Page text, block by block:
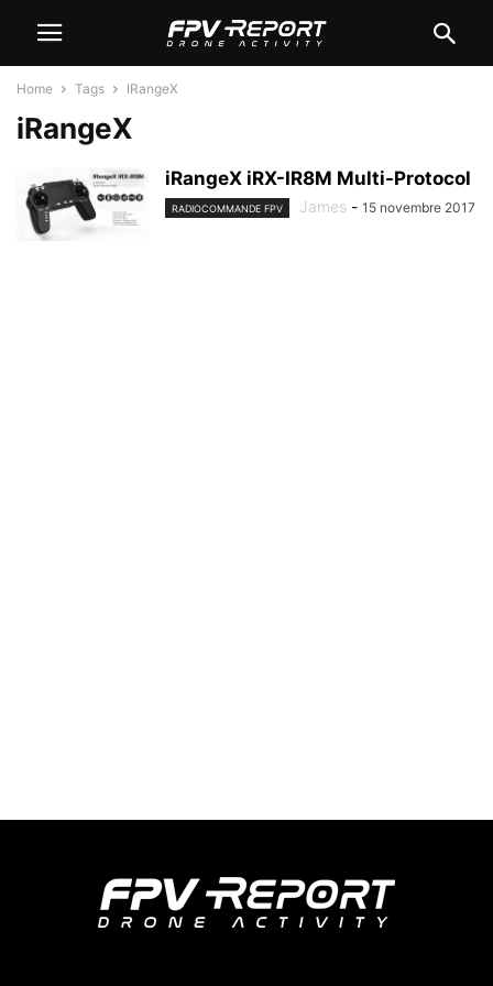
Home Tags IRangeX
iRangeX
iRangeX iRX-IR8M Multi-Protocol
RADIOCOMMANDE FPV James - 15 novembre 2017